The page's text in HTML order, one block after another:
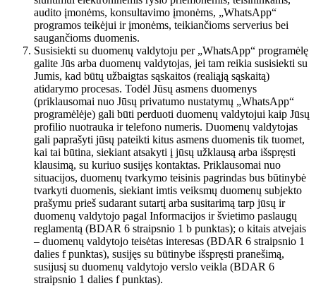
audito įmonėms, konsultavimo įmonėms, „WhatsApp“
programos teikėjui ir įmonėms, teikiančioms serverius bei
saugančioms duomenis.
Susisiekti su duomenų valdytoju per „WhatsApp“ programėlę
galite Jūs arba duomenų valdytojas, jei tam reikia susisiekti su
Jumis, kad būtų užbaigtas sąskaitos (realiąją sąskaitą)
atidarymo procesas. Todėl Jūsų asmens duomenys
(priklausomai nuo Jūsų privatumo nustatymų „WhatsApp“
programėlėje) gali būti perduoti duomenų valdytojui kaip Jūsų
profilio nuotrauka ir telefono numeris. Duomenų valdytojas
gali paprašyti jūsų pateikti kitus asmens duomenis tik tuomet,
kai tai būtina, siekiant atsakyti į jūsų užklausą arba išspręsti
klausimą, su kuriuo susijęs kontaktas. Priklausomai nuo
situacijos, duomenų tvarkymo teisinis pagrindas bus būtinybė
tvarkyti duomenis, siekiant imtis veiksmų duomenų subjekto
prašymu prieš sudarant sutartį arba susitarimą tarp jūsų ir
duomenų valdytojo pagal Informacijos ir švietimo paslaugų
reglamentą (BDAR 6 straipsnio 1 b punktas); o kitais atvejais
– duomenų valdytojo teisėtas interesas (BDAR 6 straipsnio 1
dalies f punktas), susijęs su būtinybe išspręsti pranešimą,
susijusį su duomenų valdytojo verslo veikla (BDAR 6
straipsnio 1 dalies f punktas).